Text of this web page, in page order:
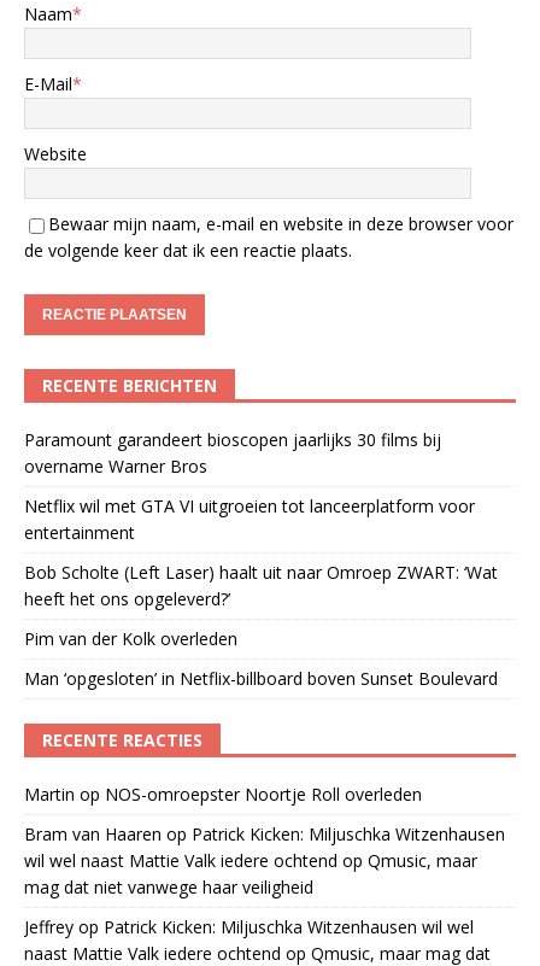
Naam*
E-Mail*
Website
Bewaar mijn naam, e-mail en website in deze browser voor
de volgende keer dat ik een reactie plaats.
RECENTE BERICHTEN
Paramount garandeert bioscopen jaarlijks 30 films bij
overname Warner Bros
Netflix wil met GTA VI uitgroeien tot lanceerplatform voor
entertainment
Bob Scholte (Left Laser) haalt uit naar Omroep ZWART: ‘Wat
heeft het ons opgeleverd?’
Pim van der Kolk overleden
Man ‘opgesloten’ in Netflix-billboard boven Sunset Boulevard
RECENTE REACTIES
Martin op NOS-omroepster Noortje Roll overleden
Bram van Haaren op Patrick Kicken: Miljuschka Witzenhausen
wil wel naast Mattie Valk iedere ochtend op Qmusic, maar
mag dat niet vanwege haar veiligheid
Jeffrey op Patrick Kicken: Miljuschka Witzenhausen wil wel
naast Mattie Valk iedere ochtend op Qmusic, maar mag dat